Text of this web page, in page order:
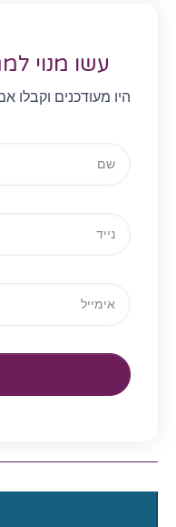
עשו מנוי
היו מעודכנים וקבלו